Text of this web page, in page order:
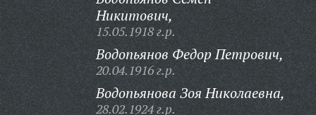
Никитович,
15.05.1918 г.р.
Водопьянов Федор Петрович,
20.04.1916 г.р.
Водопьянова Зоя Николаевна,
28.02.1924 г.р.